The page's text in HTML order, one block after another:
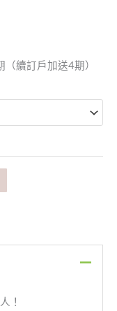
。
續訂戶加送4期）
！